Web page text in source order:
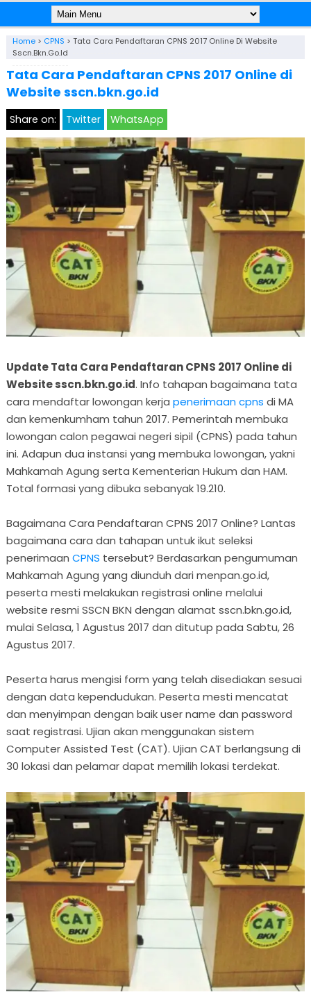
Home> CPNS > Tata Cara Pendaftaran CPNS 2017 Online Di Website
Sscn.bkn.go.id
Tata Cara Pendaftaran CPNS 2017 Online di
Website sscn.bkn.go.id
Share on: Twitter WhatsApp
Update Tata Cara Pendaftaran CPNS 2017 Online di
Website sscn.bkn.go.id. Info tahapan bagaimana tata
cara mendaftar lowongan kerja penerimaan cpns di MA
dan kemenkumham tahun 2017. Pemerintah membuka
lowongan calon pegawai negeri sipil (CPNS) pada tahun
ini. Adapun dua instansi yang membuka lowongan, yakni
Mahkamah Agung serta Kementerian Hukum dan HAM.
Total formasi yang dibuka sebanyak 19.210.
Bagaimana Cara Pendaftaran CPNS 2017 Online? Lantas
bagaimana cara dan tahapan untuk ikut seleksi
penerimaan CPNS tersebut? Berdasarkan pengumuman
Mahkamah Agung yang diunduh dari menpan.go.id,
peserta mesti melakukan registrasi online melalui
website resmi SSCN BKN dengan alamat sscn.bkn.go.id,
mulai Selasa, 1 Agustus 2017 dan ditutup pada Sabtu, 26
Agustus 2017.
Peserta harus mengisi form yang telah disediakan sesuai
dengan data kependudukan. Peserta mesti mencatat
dan menyimpan dengan baik user name dan password
saat registrasi. Ujian akan menggunakan sistem
Computer Assisted Test (CAT). Ujian CAT berlangsung di
30 lokasi dan pelamar dapat memilih lokasi terdekat.